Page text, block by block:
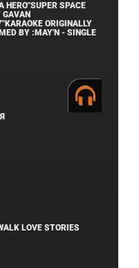
HERO"SUPER SPACE
GAVAN
ORIGINALLY
BY :MAY'N - SINGLE
LOVE STORIES